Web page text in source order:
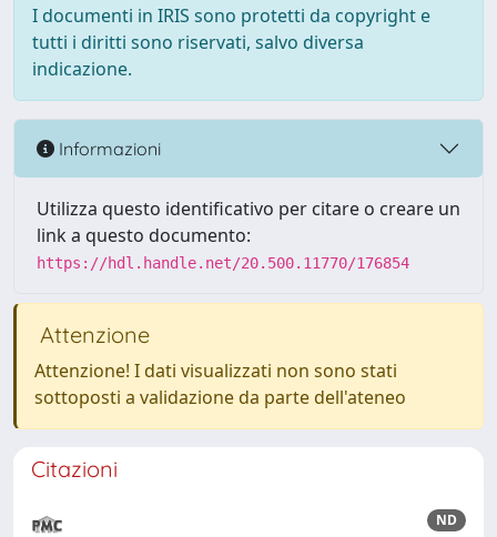
I documenti in IRIS sono protetti da copyright e
tutti i diritti sono riservati, salvo diversa
indicazione.
Informazioni
Utilizza questo identificativo per citare o creare un
link a questo documento:
https://hdl.handle.net/20.500.11770/176854
Attenzione
Attenzione! I dati visualizzati non sono stati
sottoposti a validazione da parte dell'ateneo
Citazioni
ND